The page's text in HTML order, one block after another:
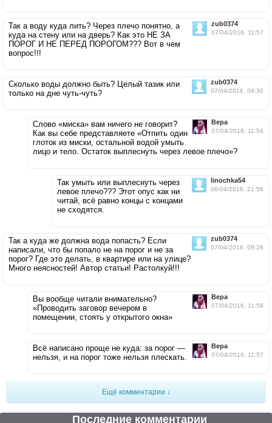
zub0374
07/04/2016, 11:57
Так а воду куда лить? Через плечо понятно, а
куда на стену или на дверь? Как это НЕ ЗА
ПОРОГ И НЕ ПЕРЕД ПОРОГОМ??? Вот в чем
вопрос!!!
zub0374
07/04/2016, 09:30
Сколько воды должно быть? Целый тазик или
только на дне чуть-чуть?
Верa
07/04/2016, 11:54
Слово «миска» вам ничего не говорит?
Как вы себе представляете «Отпить один
глоток из миски, остальной водой умыть
лицо и тело. Остаток выплеснуть через левое плечо»?
linochka54
08/04/2016, 21:58
Так умыть или выплеснуть через
левое плечо??? Этот опус как ни
читай, всё равно концы с концами
не сходятся.
zub0374
07/04/2016, 09:28
Так а куда же должна вода попасть? Если
написали, что бы попало не на порог и не за
порог? Где это делать, в квартире или на улице?
Много неясностей! Автор статьи! Растолкуй!!!
Верa
07/04/2016, 11:58
Вы вообще читали внимательно?
«Проводить заговор вечером в
помещении, стоять у открытого окна»
Верa
07/04/2016, 11:57
Всё написано проще не куда: за порог —
нельзя, и на порог тоже нельзя плескать.
Ещё комментарии ↓
Последние комментарии